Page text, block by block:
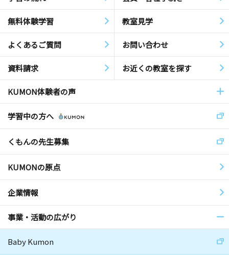
無料体験学習 教室見学
よくあるご質問 お問い合わせ
資料請求 お近くの教室を探す
KUMON体験者の声
学習中の方へ
くもんの先生募集
KUMONの原点
企業情報
事業・活動の広がり
Baby Kumon